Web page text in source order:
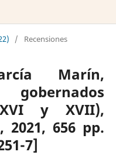
/ Recensiones
Marín,
y XVII),
2021, 656 pp.
7]